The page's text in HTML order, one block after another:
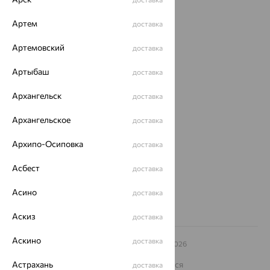
Акции
ул. Зегеля, 27/2
Другие города
8 (800) 250-02-30
© ООО «Ювелирный дом «Кристалл»,2009 – 2026
На информационном ресурсе применяются
Артем доставка
Артемовский доставка
Артыбаш доставка
Архангельск доставка
Архангельское доставка
Архипо-Осиповка доставка
Асбест доставка
Асино доставка
Аскиз доставка
Аскино доставка
Астрахань доставка